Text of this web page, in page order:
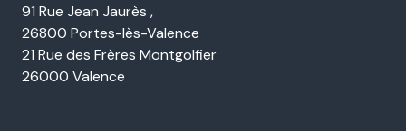
91 Rue Jean Jaurès ,
26800 Portes-lès-Valence
21 Rue des Frères Montgolfier
26000 Valence